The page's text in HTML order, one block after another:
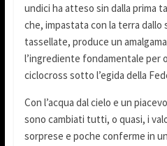
undici ha atteso sin dalla prima
che, impastata con la terra
tassellate, produce un
l’ingrediente fondamentale per
ciclocross sotto l’egida della
Con l’acqua dal cielo e un
sono cambiati tutti, o quasi, i
sorprese e poche conferme in